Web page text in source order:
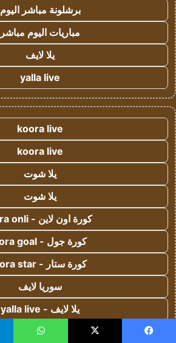
برشلونة مباشر اليوم
مباريات اليوم مباشر
يلا لايف
yalla live
koora live
koora live
يلا شوت
يلا شوت
كورة اون لاين - kora onli
كورة جول - kora goal
كورة ستار - kora star
سوريا لايف
يلا لايف - yalla live
يلا كورة - yallakora